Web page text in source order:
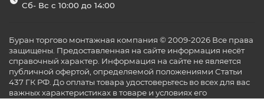
Сб- Вс с 10:00 до 14:00
Буран торгово монтажная компания © 2009-2026 Все права
защищены. Предоставленная на сайте информация несёт
справочный характер. Информация на сайте не является
публичной офертой, определяемой положениями Статьи
437 ГК РФ. До оплаты товара удостоверьтесь во всех для вас
важных характеристиках в товаре и условиях его